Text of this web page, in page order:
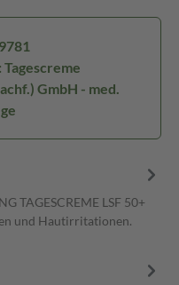
GmbH - med.
TAGESCREME LSF 50+
und Hautirritationen.